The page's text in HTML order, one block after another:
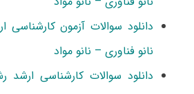
نانو فناوری – نانو مواد
دانلود سوالات کارشناسی ارشد